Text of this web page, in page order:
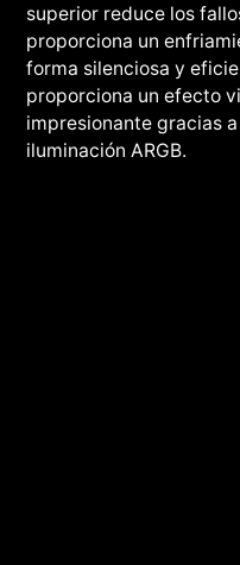
superior reduce los
proporciona un
forma silenciosa y
proporciona un efecto
impresionante gracias
iluminación ARGB.